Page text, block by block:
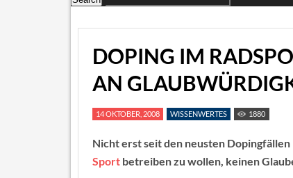
DOPING IM
AN
14 OKTOBER, 2008 WISSENWERTES 1880
Nicht erst seit den neusten
Sport betreiben zu wollen, keinen